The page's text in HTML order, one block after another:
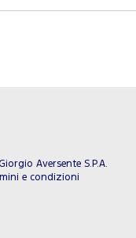
Aversente S.P.A.
e condizioni